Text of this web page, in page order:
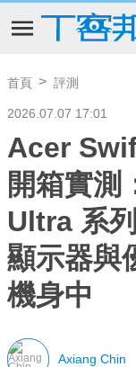
首頁 評測
2026.07.07 17:01
Acer
開箱實測
Ultra 系
顯示器與
機身中
Axiang Chin